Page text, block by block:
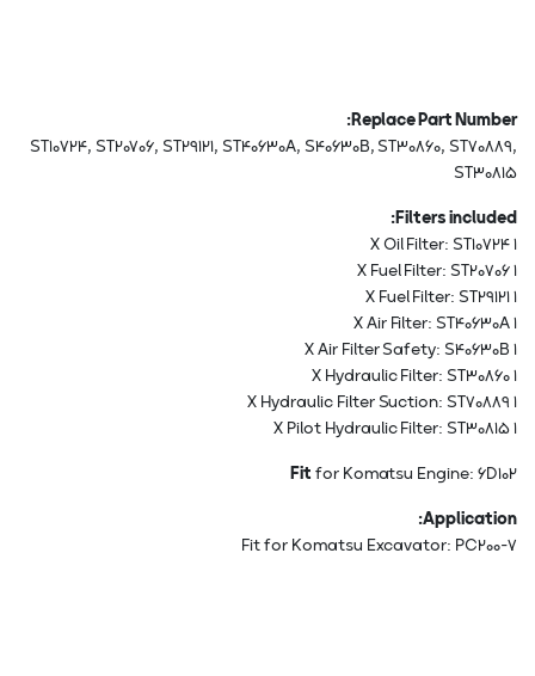
Replace Part Number:
ST10724, ST20706, ST29121, ST40630A, S40630B, ST30860, ST70889,
ST30815
Filters included:
1 X Oil Filter: ST10724
1 X Fuel Filter: ST20706
1 X Fuel Filter: ST29121
1 X Air Filter: ST40630A
1 X Air Filter Safety: S40630B
1 X Hydraulic Filter: ST30860
1 X Hydraulic Filter Suction: ST70889
1 X Pilot Hydraulic Filter: ST30815
Fitfor Komatsu Engine: 6D102
Application:
Fit for Komatsu Excavator: PC200-7